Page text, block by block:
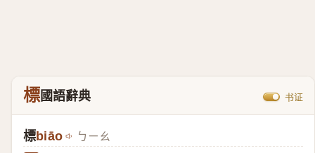
標國語辭典 书证
標biāo ㄅㄧㄠ